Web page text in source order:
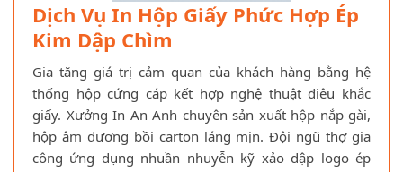
Dịch Vụ In Hộp Giấy Phức Hợp Ép
Kim Dập Chìm
Gia tăng giá trị cảm quan của khách hàng bằng hệ
thống hộp cứng cáp kết hợp nghệ thuật điêu khắc
giấy. Xưởng In An Anh chuyên sản xuất hộp nắp gài,
hộp âm dương bồi carton láng mịn. Đội ngũ thợ gia
công ứng dụng nhuần nhuyễn kỹ xảo dập logo ép